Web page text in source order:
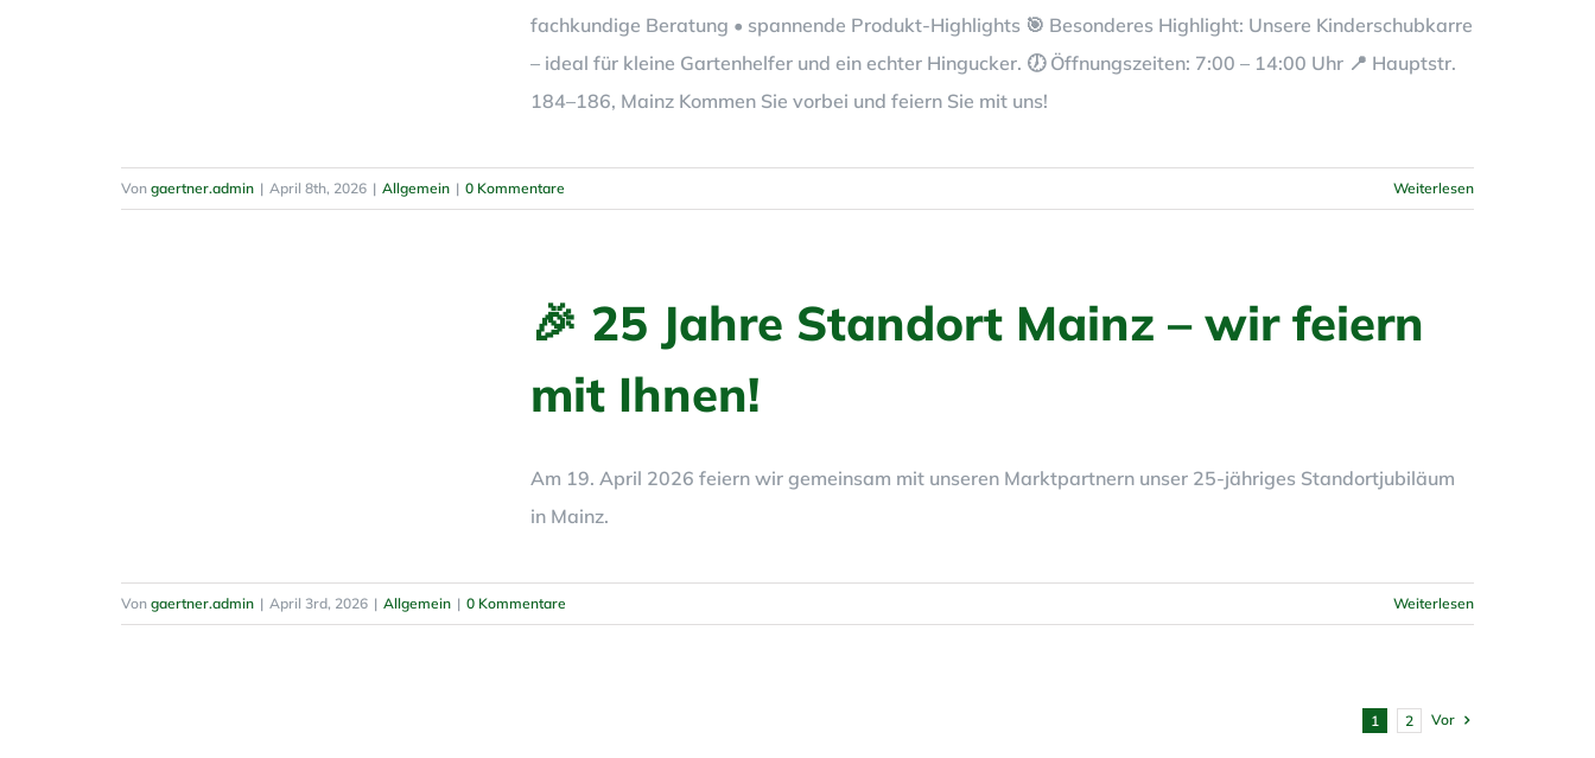
fachkundige Beratung • spannende Produkt-Highlights 🎯 Besonderes Highlight: Unsere Kinderschubkarre
– ideal für kleine Gartenhelfer und ein echter Hingucker. 🕖 Öffnungszeiten: 7:00 – 14:00 Uhr 📍 Hauptstr.
184–186, Mainz Kommen Sie vorbei und feiern Sie mit uns!
Von gaertner.admin | April 8th, 2026 | Allgemein | 0 Kommentare Weiterlesen
🎉 25 Jahre Standort Mainz – wir feiern
mit Ihnen!
Am 19. April 2026 feiern wir gemeinsam mit unseren Marktpartnern unser 25-jähriges Standortjubiläum
in Mainz.
Von gaertner.admin | April 3rd, 2026 | Allgemein | 0 Kommentare Weiterlesen
1 2 Vor